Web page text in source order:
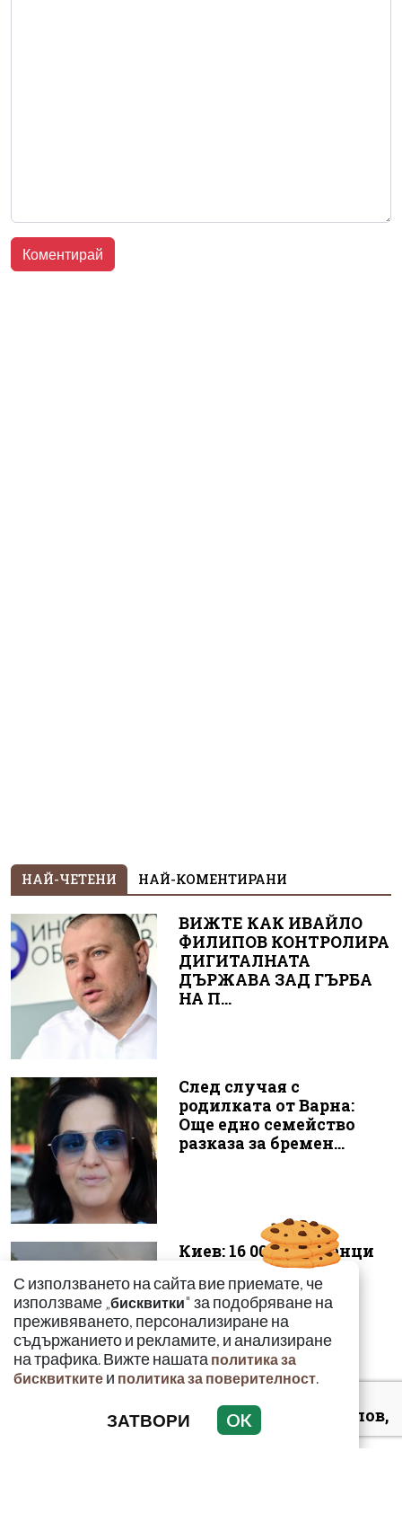
НАЙ-ЧЕТЕНИ НАЙ-КОМЕНТИРАНИ
ВИЖТЕ КАК ИВАЙЛО
ФИЛИПОВ КОНТРОЛИРА
ДИГИТАЛНАТА
ДЪРЖАВА ЗАД ГЪРБА
НА П...
След случая с
родилката от Варна:
Още едно семейство
разказа за бремен...
Киев: 16 000 чужденци
се сражават в
украинските
въоръжени сили
Д-р Християн Даскалов,
експерт по
С използването на сайта вие приемате, че
използваме „бисквитки" за подобряване на
преживяването, персонализиране на
съдържанието и рекламите, и анализиране
на трафика. Вижте нашата политика за
бисквитките и политика за поверителност.
ЗАТВОРИ OK